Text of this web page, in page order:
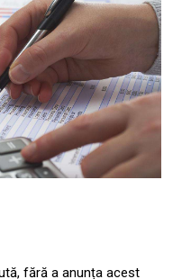
fără a anunța acest